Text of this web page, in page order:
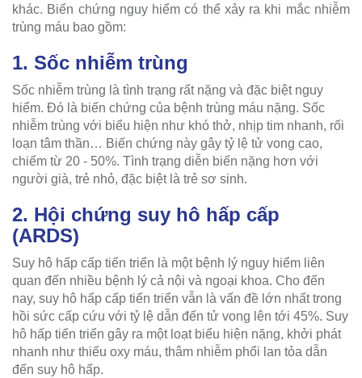
khác. Biến chứng nguy hiểm có thể xảy ra khi mắc nhiễm
trùng máu bao gồm:
1. Sốc nhiễm trùng
Sốc nhiễm trùng là tình trạng rất nặng và đặc biệt nguy
hiểm. Đó là biến chứng của bệnh trùng máu nặng. Sốc
nhiễm trùng với biểu hiện như khó thở, nhịp tim nhanh, rối
loạn tâm thần… Biến chứng này gây tỷ lệ tử vong cao,
chiếm từ 20 - 50%. Tình trạng diễn biến nặng hơn với
người già, trẻ nhỏ, đặc biệt là trẻ sơ sinh.
2. Hội chứng suy hô hấp cấp
(ARDS)
Suy hô hấp cấp tiến triển là một bệnh lý nguy hiểm liên
quan đến nhiều bệnh lý cả nội và ngoại khoa. Cho đến
nay, suy hô hấp cấp tiến triển vẫn là vấn đề lớn nhất trong
hồi sức cấp cứu với tỷ lệ dẫn đến tử vong lên tới 45%. Suy
hô hấp tiến triển gây ra một loạt biểu hiện nặng, khởi phát
nhanh như thiếu oxy máu, thâm nhiễm phổi lan tỏa dẫn
đến suy hô hấp.